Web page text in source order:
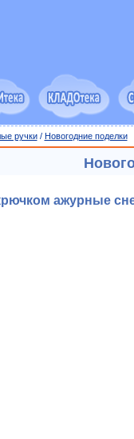
ручки/ Новогодние поделки
ажурные